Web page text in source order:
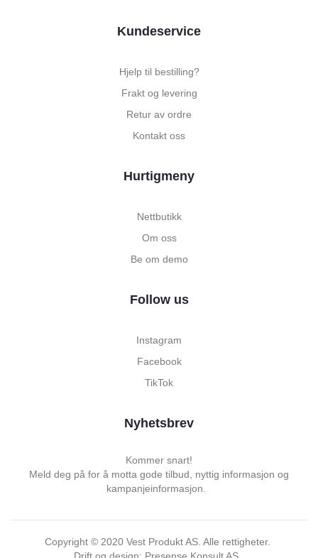
Kundeservice
Hjelp til bestilling?
Frakt og levering
Retur av ordre
Kontakt oss
Hurtigmeny
Nettbutikk
Om oss
Be om demo
Follow us
Instagram
Facebook
TikTok
Nyhetsbrev
Kommer snart!
Meld deg på for å motta gode tilbud, nyttig informasjon og
kampanjeinformasjon.
Copyright © 2020 Vest Produkt AS. Alle rettigheter.